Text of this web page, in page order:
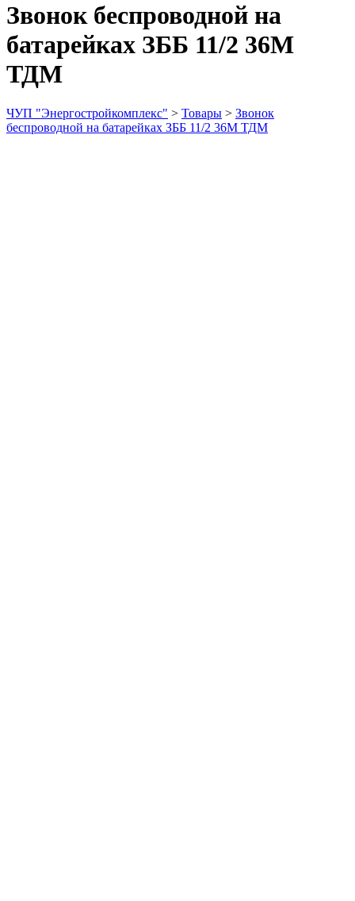
Звонок беспроводной на
батарейках ЗББ 11/2 36М
ТДМ
ЧУП "Энергостройкомплекс" > Товары > Звонок
беспроводной на батарейках ЗББ 11/2 36М ТДМ